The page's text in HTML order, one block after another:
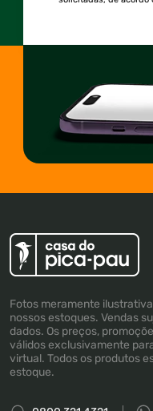
Fotos meramente
nossos estoques. Vendas
dados. Os preços,
válidos exclusivamente
virtual. Todos os produtos
estoque.